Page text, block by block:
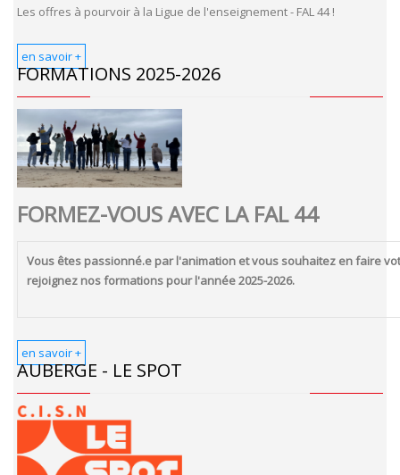
Les offres à pourvoir à la Ligue de l'enseignement - FAL 44 !
en savoir +
FORMATIONS 2025-2026
FORMEZ-VOUS AVEC LA FAL 44
Vous êtes passionné.e par l'animation et vous souhaitez en faire
rejoignez nos formations pour l'année 2025-2026.
en savoir +
AUBERGE - LE SPOT